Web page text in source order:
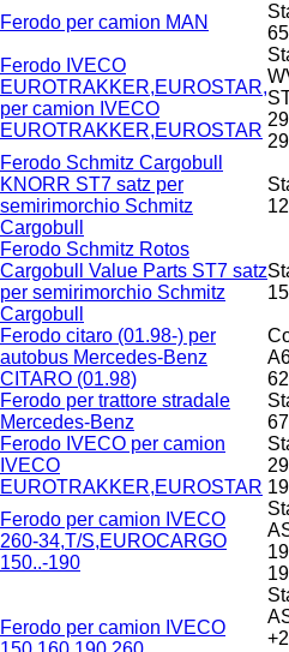
Ferodo per camion MAN
Ferodo IVECO
EUROTRAKKER,EUROSTAR,
per camion IVECO
EUROTRAKKER,EUROSTAR
Ferodo Schmitz Cargobull
KNORR ST7 satz per
semirimorchio Schmitz
Cargobull
Ferodo Schmitz Rotos
Cargobull Value Parts ST7 satz
per semirimorchio Schmitz
Cargobull
Ferodo citaro (01.98-) per
autobus Mercedes-Benz
CITARO (01.98)
Ferodo per trattore stradale
Mercedes-Benz
Ferodo IVECO per camion
IVECO
EUROTRAKKER,EUROSTAR
Ferodo per camion IVECO
260-34,T/S,EUROCARGO
150..-190
Ferodo per camion IVECO